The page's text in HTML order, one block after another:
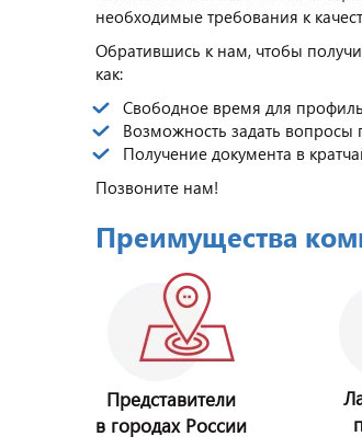
необходимые требования к
Обратившись к нам, чтобы
как:
Свободное время для
Возможность задать вопросы
Получение документа в
Позвоните нам!
Преимущества
Представители
в городах России